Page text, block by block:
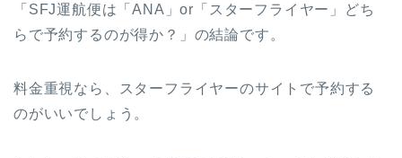
「SFJ運航便は「ANA」or「スターフライヤー」どち
らで予約するのが得か？」の結論です。
料金重視なら、スターフライヤーのサイトで予約する
のがいいでしょう。